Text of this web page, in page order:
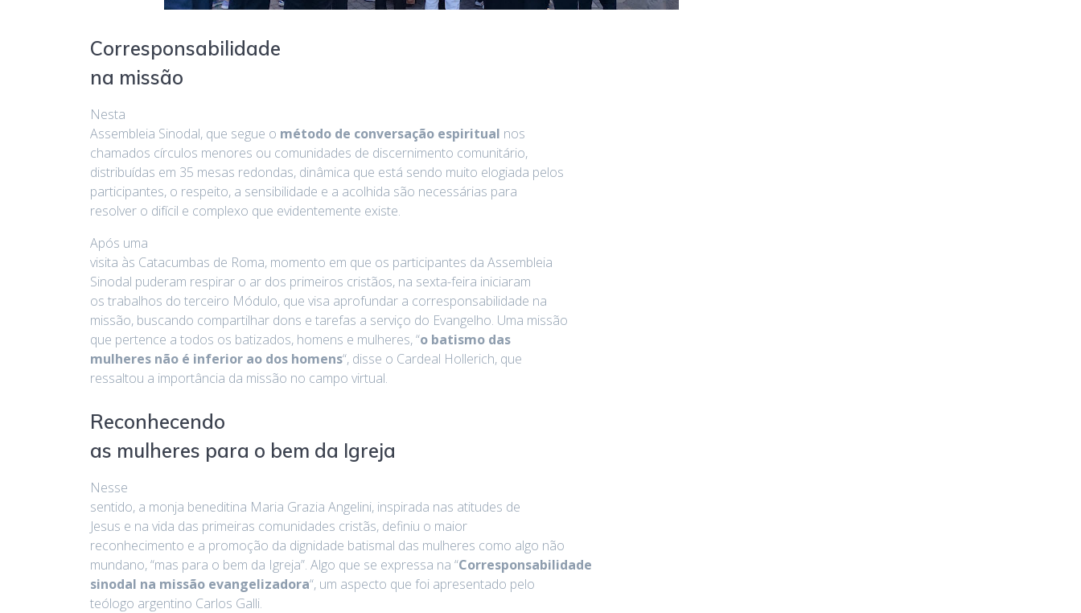
Corresponsabilidade
na missão
Nesta
Assembleia Sinodal, que segue o método de conversação espiritual nos
chamados círculos menores ou comunidades de discernimento comunitário,
distribuídas em 35 mesas redondas, dinâmica que está sendo muito elogiada pelos
participantes, o respeito, a sensibilidade e a acolhida são necessárias para
resolver o difícil e complexo que evidentemente existe.
Após uma
visita às Catacumbas de Roma, momento em que os participantes da Assembleia
Sinodal puderam respirar o ar dos primeiros cristãos, na sexta-feira iniciaram
os trabalhos do terceiro Módulo, que visa aprofundar a corresponsabilidade na
missão, buscando compartilhar dons e tarefas a serviço do Evangelho. Uma missão
que pertence a todos os batizados, homens e mulheres, “o batismo das
mulheres não é inferior ao dos homens“, disse o Cardeal Hollerich, que
ressaltou a importância da missão no campo virtual.
Reconhecendo
as mulheres para o bem da Igreja
Nesse
sentido, a monja beneditina Maria Grazia Angelini, inspirada nas atitudes de
Jesus e na vida das primeiras comunidades cristãs, definiu o maior
reconhecimento e a promoção da dignidade batismal das mulheres como algo não
mundano, “mas para o bem da Igreja”. Algo que se expressa na “Corresponsabilidade
sinodal na missão evangelizadora“, um aspecto que foi apresentado pelo
teólogo argentino Carlos Galli.